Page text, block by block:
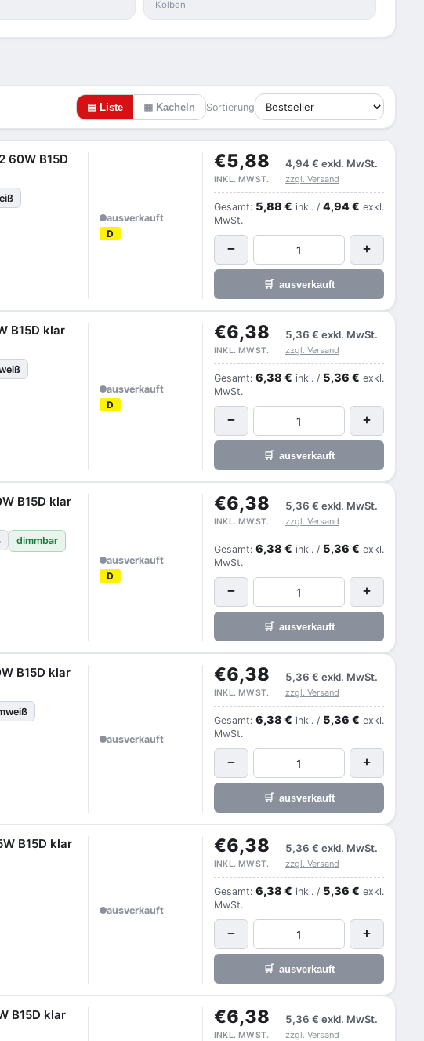
Kolben
▤ Liste ▦ Kacheln Sortierung
60W B15D
ausverkauft
D
€5,88 4,94 € exkl. MwSt.
INKL. MWST. zzgl. Versand
Gesamt: 5,88 € inkl. / 4,94 € exkl.
MwSt.
− +
🛒 ausverkauft
B15D klar
ausverkauft
D
€6,38 5,36 € exkl. MwSt.
INKL. MWST. zzgl. Versand
Gesamt: 6,38 € inkl. / 5,36 € exkl.
MwSt.
− +
🛒 ausverkauft
B15D klar
dimmbar
ausverkauft
D
€6,38 5,36 € exkl. MwSt.
INKL. MWST. zzgl. Versand
Gesamt: 6,38 € inkl. / 5,36 € exkl.
MwSt.
− +
🛒 ausverkauft
B15D klar
ausverkauft
€6,38 5,36 € exkl. MwSt.
INKL. MWST. zzgl. Versand
Gesamt: 6,38 € inkl. / 5,36 € exkl.
MwSt.
− +
🛒 ausverkauft
B15D klar
ausverkauft
€6,38 5,36 € exkl. MwSt.
INKL. MWST. zzgl. Versand
Gesamt: 6,38 € inkl. / 5,36 € exkl.
MwSt.
− +
🛒 ausverkauft
B15D klar
€6,38 5,36 € exkl. MwSt.
INKL. MWST. zzgl. Versand